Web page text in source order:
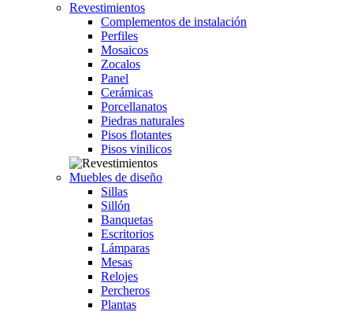
Revestimientos
Complementos de instalación
Perfiles
Mosaicos
Zocalos
Panel
Cerámicas
Porcellanatos
Piedras naturales
Pisos flotantes
Pisos vinilicos
Muebles de diseño
Sillas
Sillón
Banquetas
Escritorios
Lámparas
Mesas
Relojes
Percheros
Plantas